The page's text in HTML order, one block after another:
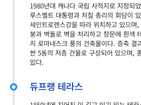
1980년대 캐나다 국립 사적지로 지정되
루스벨트 대통령과 처칠 총리의 회담이
세인트로렌스강을 따라 위치하고 있으며
붕과 벽돌로 벽을 처리하고 창문에 흰색
치 로마네스크 풍의 건축물이다. 증축 결
싼 5동의 저층 건물로 구성되어 있으며,
있다.
듀프랭 테라스